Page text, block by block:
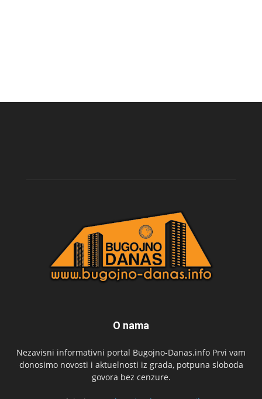
O nama
Nezavisni informativni portal Bugojno-Danas.info Prvi vam
donosimo novosti i aktuelnosti iz grada, potpuna sloboda
govora bez cenzure.